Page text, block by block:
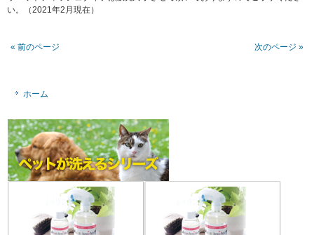
い。（2021年2月現在）
« 前のページ 次のページ »
ホーム